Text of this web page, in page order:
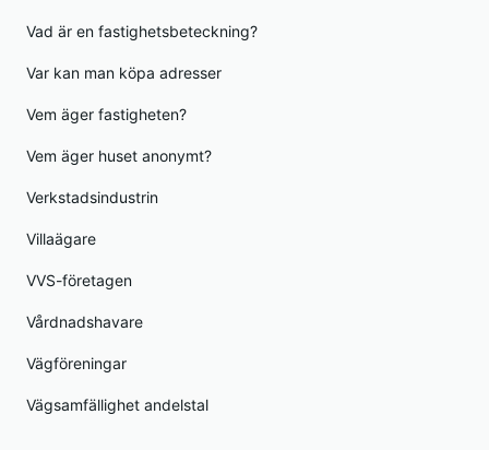
Vad är en fastighetsbeteckning?
Var kan man köpa adresser
Vem äger fastigheten?
Vem äger huset anonymt?
Verkstadsindustrin
Villaägare
VVS-företagen
Vårdnadshavare
Vägföreningar
Vägsamfällighet andelstal